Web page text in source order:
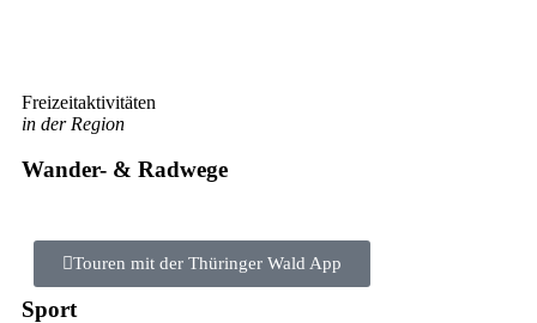
Freizeitaktivitäten
in der Region
Wander- & Radwege
Touren mit der Thüringer Wald App
Sport